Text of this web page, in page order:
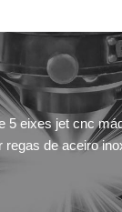
5 eixes jet cnc
regas de aceiro